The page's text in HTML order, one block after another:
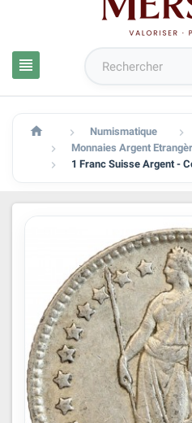

  Numismatique 
 Monnaies Argent
 1 Franc Suisse Argent -